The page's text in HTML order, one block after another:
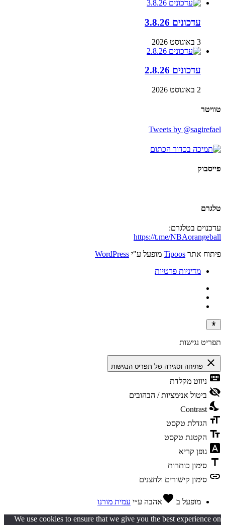
עדכונים 3.8.26
3 באוגוסט 2026
עדכונים 2.8.26
2 באוגוסט 2026
טוויטר
Tweets by @sagirefael
פייסבוק
טלגרם
עדכנוים בטלגרם:
https://t.me/NBAorangeball
פיתוח אתר Tipoos מופעל ע"י WordPress
מדיניות פרטיות
תפריט נגישות
close פתיחה וסגירה של תפריט הנגישות
keyboard ניווט מקלדת
visibility_off ביטול אנימציות / הבהובים
nights_stay
Contrast
format_size הגדלת טקסט
text_fields הקטנת טקסט
font_download גופן קריא
title סימון כותרות
link סימון קישורים ולחצנים
מופעל ב favoriteאהבה ע״י עמית מורנו
We use cookies to ensure that we give you the best experience on